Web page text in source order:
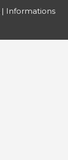
| Informations